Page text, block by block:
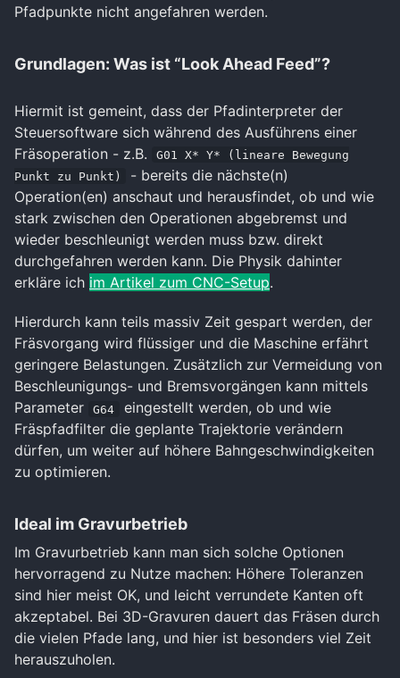
Pfadpunkte nicht angefahren werden.
Grundlagen: Was ist “Look Ahead Feed”?
Hiermit ist gemeint, dass der Pfadinterpreter der
Steuersoftware sich während des Ausführens einer
Fräsoperation - z.B.
G01 X* Y* (lineare Bewegung
Punkt zu Punkt)
- bereits die nächste(n)
Operation(en) anschaut und herausfindet, ob und wie
stark zwischen den Operationen abgebremst und
wieder beschleunigt werden muss bzw. direkt
durchgefahren werden kann. Die Physik dahinter
erkläre ich im Artikel zum CNC-Setup.
Hierdurch kann teils massiv Zeit gespart werden, der
Fräsvorgang wird flüssiger und die Maschine erfährt
geringere Belastungen. Zusätzlich zur Vermeidung von
Beschleunigungs- und Bremsvorgängen kann mittels
Parameter
G64
eingestellt werden, ob und wie
Fräspfadfilter die geplante Trajektorie verändern
dürfen, um weiter auf höhere Bahngeschwindigkeiten
zu optimieren.
Ideal im Gravurbetrieb
Im Gravurbetrieb kann man sich solche Optionen
hervorragend zu Nutze machen: Höhere Toleranzen
sind hier meist OK, und leicht verrundete Kanten oft
akzeptabel. Bei 3D-Gravuren dauert das Fräsen durch
die vielen Pfade lang, und hier ist besonders viel Zeit
herauszuholen.